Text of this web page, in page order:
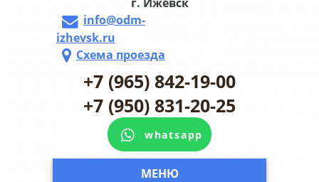
info@odm-
izhevsk.ru
Схема проезда
+7 (965) 842-19-00
+7 (950) 831-20-25
whatsapp
МЕНЮ